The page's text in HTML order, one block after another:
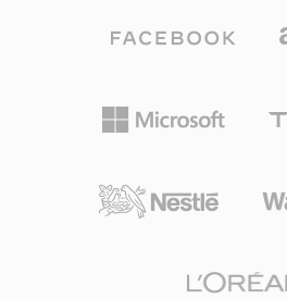
을 단일 프로그램 스트림에 통
자 영화 전달을 위한 완전한 솔
서 DVD를 대체했지만, VOB는
우 관련성이 높습니다.
Professional, 비트 단위 정확
콘텐츠에 최적화된 WMA
Windows, Windows Media
력한 배포 이점을 제공했으며,
기본 처리되어 모든 Windows